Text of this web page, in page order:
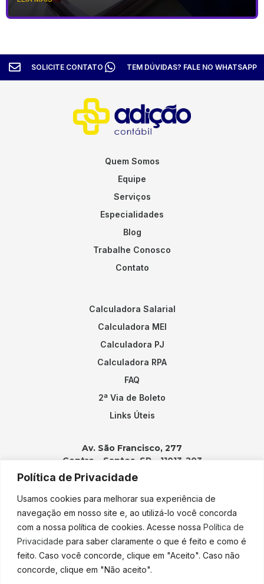
Política de Privacidade
Usamos cookies para melhorar sua experiência de
navegação em nosso site e, ao utilizá-lo você concorda
com a nossa política de cookies. Acesse nossa Política de
Privacidade para saber claramente o que é feito e como é
feito. Caso você concorde, clique em "Aceito". Caso não
concorde, clique em "Não aceito".
SOLICITE CONTATO TEM DÚVIDAS? FALE NO WHATSAPP
Quem Somos
Equipe
Serviços
Especialidades
Blog
Trabalhe Conosco
Contato
Calculadora Salarial
Calculadora MEI
Calculadora PJ
Calculadora RPA
FAQ
2ª Via de Boleto
Links Úteis
Av. São Francisco, 277
Centro – Santos, SP – 11013-203
Contatos:
(13) 3202-2100
adicao@adicao.com.br
lgpd@adicao.com.br